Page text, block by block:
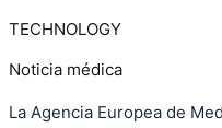
TECHNOLOGY
Noticia médica
La Agencia Europea de